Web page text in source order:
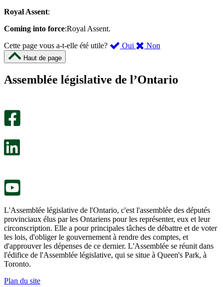
Royal Assent:
Coming into force:Royal Assent.
Cette page vous a-t-elle été utile?
Oui ,
été
Non
m’a
Haut de page
Assemblée législative de l’Ontario
L'Assemblée législative de l'Ontario, c'est l'assemblée des députés
provinciaux élus par les Ontariens pour les représenter, eux et leur
circonscription. Elle a pour principales tâches de débattre et de voter
les lois, d'obliger le gouvernement à rendre des comptes, et
d'approuver les dépenses de ce dernier. L'Assemblée se réunit dans
l'édifice de l'Assemblée législative, qui se situe à Queen's Park, à
Toronto.
Plan du site